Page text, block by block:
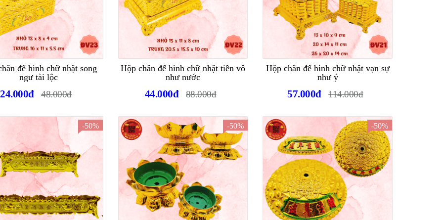
đế hình chữ nhật song
ngư tài lộc
24.000đ 48.000đ
Hộp chân đế hình chữ nhật tiền vô
như nước
44.000đ 88.000đ
Hộp chân đế hình chữ nhật vạn sự
như ý
57.000đ 114.000đ
-50% -50% -50%